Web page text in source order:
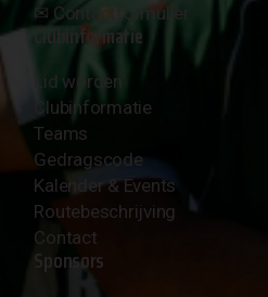
✉︎ Contactformulier
Clubinformatie
Lid worden
Clubinformatie
Teams
Gedragscode
Kalender & Events
Routebeschrijving
Contact
Sponsors